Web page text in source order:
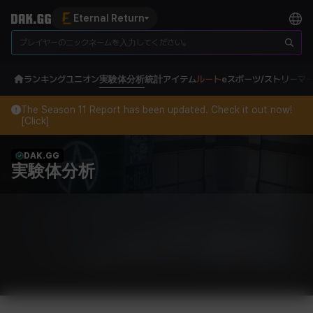
Eternal Return
ランキングユニオン実験体分析統計アイテムルートeスポーツ/ストリーマ
The Season 11 Report has been updated. Check it out now!
[Click]
DAK.GG
実験体分析